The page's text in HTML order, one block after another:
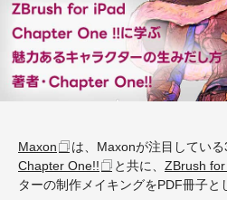
Maxon は、Maxonが注目している
Chapter One!!
と共に、 ZBrush for
ターの制作メイキングをPDF冊子と